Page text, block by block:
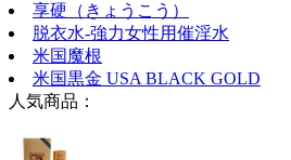
享硬（きょうこう）
脱衣水-強力女性用催淫水
米国魔根
米国黒金 USA BLACK GOLD
人気商品：